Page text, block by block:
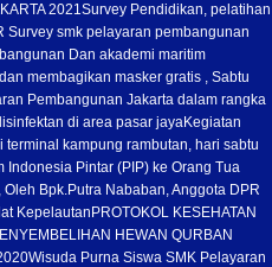
2021Survey Pendidikan, pelatihan
Survey smk pelayaran pembangunan
Dan akademi maritim
membagikan masker gratis , Sabtu
Pembangunan Jakarta dalam rangka
di area pasar jayaKegiatan
kampung rambutan, hari sabtu
Indonesia Pintar (PIP) ke Orang Tua
Bpk.Putra Nababan, Anggota DPR
Kepelautan PROTOKOL KESEHATAN
HEWAN QURBAN
Wisuda Purna Siswa SMK Pelayaran